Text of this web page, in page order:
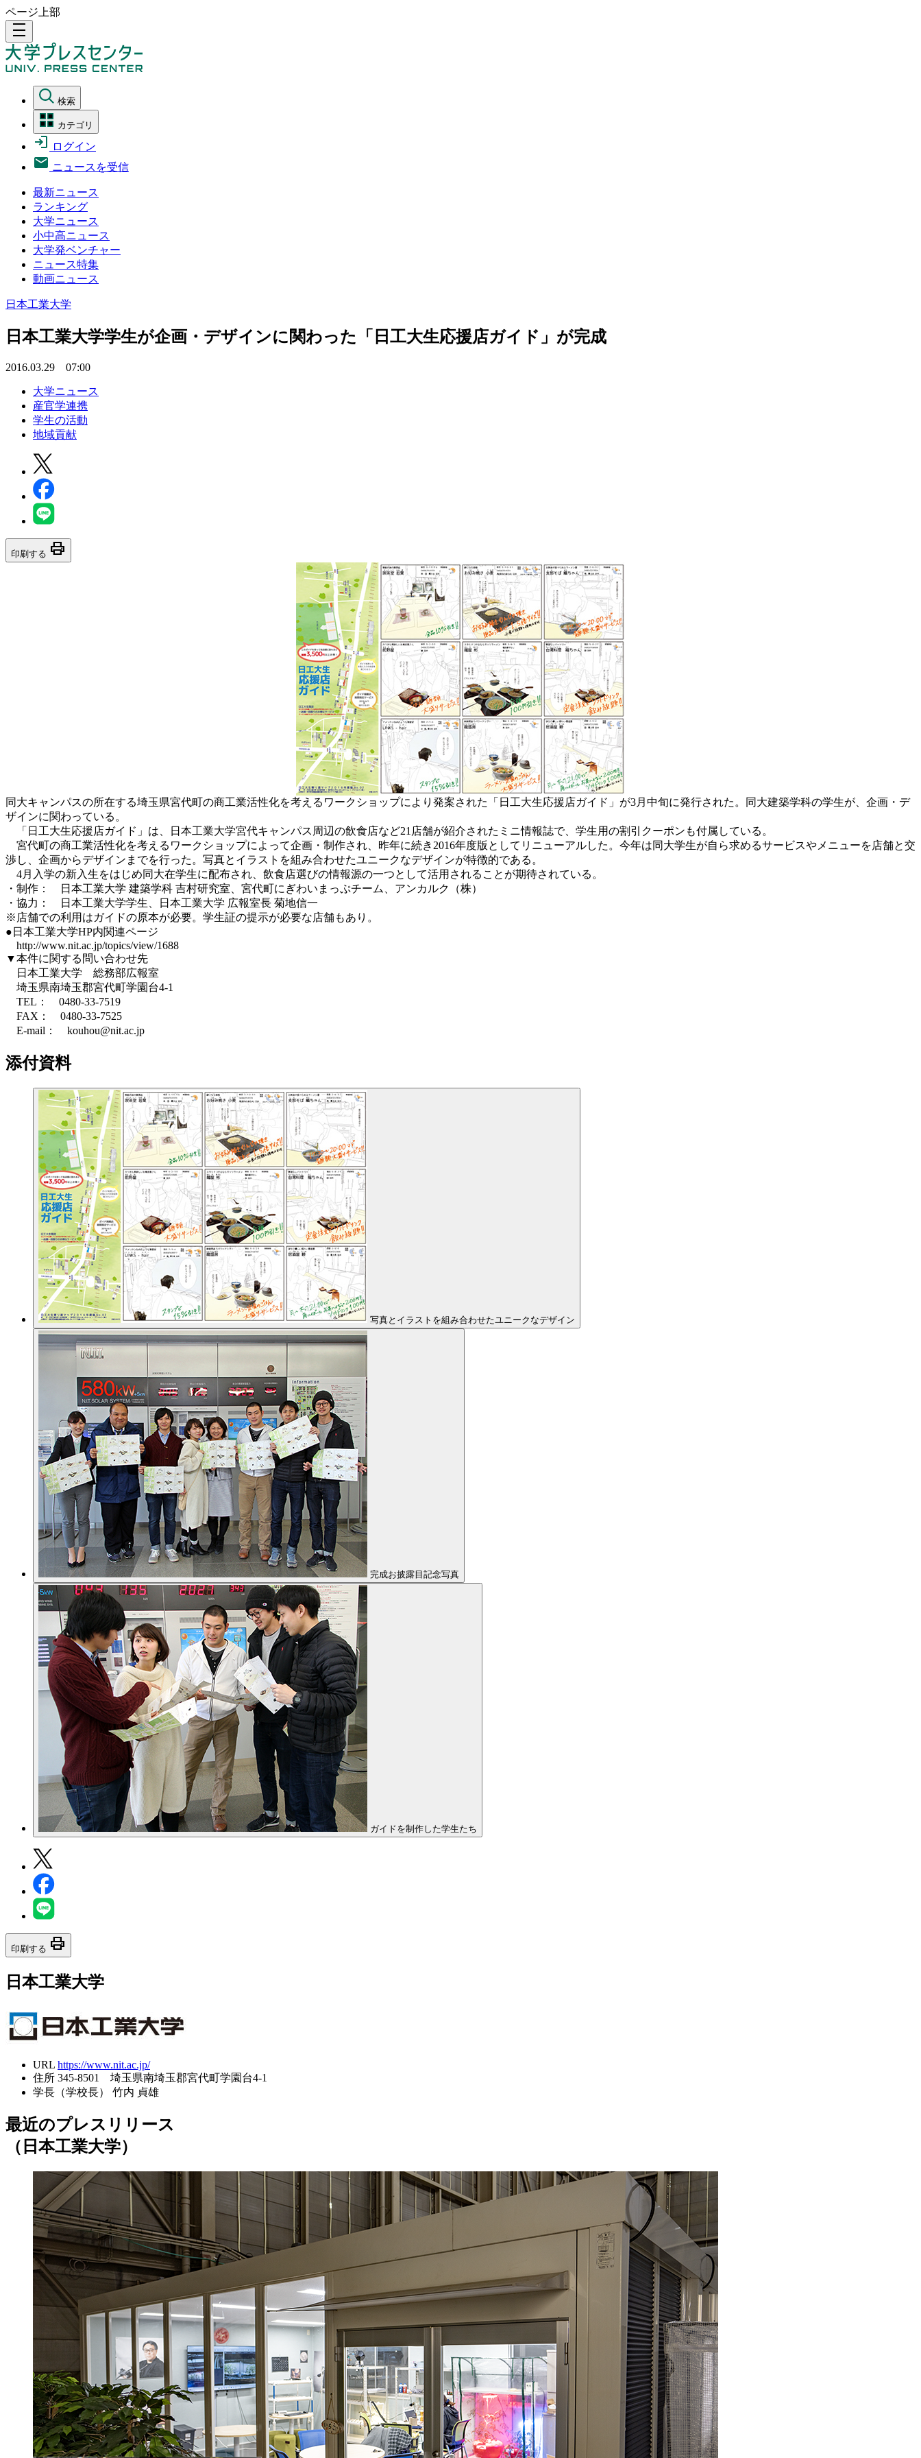
ページ上部
density_medium
検索
カテゴリ
ログイン
ニュースを受信
最新ニュース
ランキング
大学ニュース
小中高ニュース
大学発ベンチャー
ニュース特集
動画ニュース
日本工業大学
日本工業大学学生が企画・デザインに関わった「日工大生応援店ガイド」が完成
2016.03.29 07:00
大学ニュース
産官学連携
学生の活動
地域貢献
印刷する print
同大キャンパスの所在する埼玉県宮代町の商工業活性化を考えるワークショップにより発案された「日工大生応援店ガイド」が3月中旬に発行された。同大建築学科の学生が、企画・デ
ザインに関わっている。
「日工大生応援店ガイド」は、日本工業大学宮代キャンパス周辺の飲食店など21店舗が紹介されたミニ情報誌で、学生用の割引クーポンも付属している。
宮代町の商工業活性化を考えるワークショップによって企画・制作され、昨年に続き2016年度版としてリニューアルした。今年は同大学生が自ら求めるサービスやメニューを店舗と交
渉し、企画からデザインまでを行った。写真とイラストを組み合わせたユニークなデザインが特徴的である。
4月入学の新入生をはじめ同大在学生に配布され、飲食店選びの情報源の一つとして活用されることが期待されている。
・制作： 日本工業大学 建築学科 吉村研究室、宮代町にぎわいまっぷチーム、アンカルク（株）
・協力： 日本工業大学学生、日本工業大学 広報室長 菊地信一
※店舗での利用はガイドの原本が必要。学生証の提示が必要な店舗もあり。
●日本工業大学HP内関連ページ
http://www.nit.ac.jp/topics/view/1688
▼本件に関する問い合わせ先
日本工業大学 総務部広報室
埼玉県南埼玉郡宮代町学園台4-1
TEL： 0480-33-7519
FAX： 0480-33-7525
E-mail： kouhou@nit.ac.jp
添付資料
写真とイラストを組み合わせたユニークなデザイン
完成お披露目記念写真
ガイドを制作した学生たち
印刷する print
日本工業大学
URL https://www.nit.ac.jp/
住所 345-8501 埼玉県南埼玉郡宮代町学園台4-1
学長（学校長）
竹内 貞雄
最近のプレスリリース
（日本工業大学）